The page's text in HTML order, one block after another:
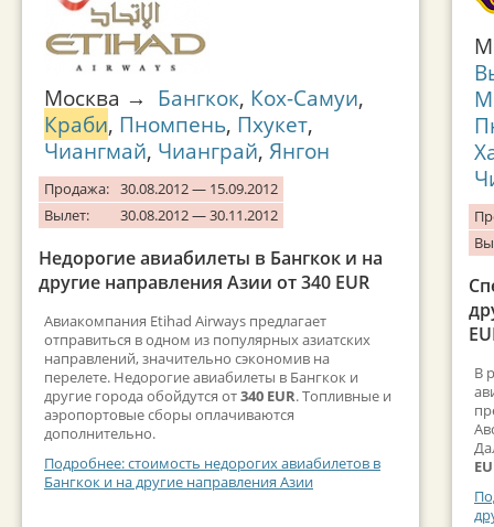
Москва → Бангкок, Кох-Самуи,
Краби, Пномпень, Пхукет,
Чиангмай, Чианграй, Янгон
Продажа: 30.08.2012 — 15.09.2012
Вылет:
30.08.2012 — 30.11.2012
Недорогие авиабилеты в Бангкок и на
другие направления Азии от 340 EUR
Авиакомпания Etihad Airways предлагает
отправиться в одном из популярных азиатских
направлений, значительно сэкономив на
перелете. Недорогие авиабилеты в Бангкок и
другие города обойдутся от340 EUR. Топливные и
аэропортовые сборы оплачиваются
дополнительно.
Подробнее: стоимость недорогих авиабилетов в
Бангкок и на другие направления Азии
В